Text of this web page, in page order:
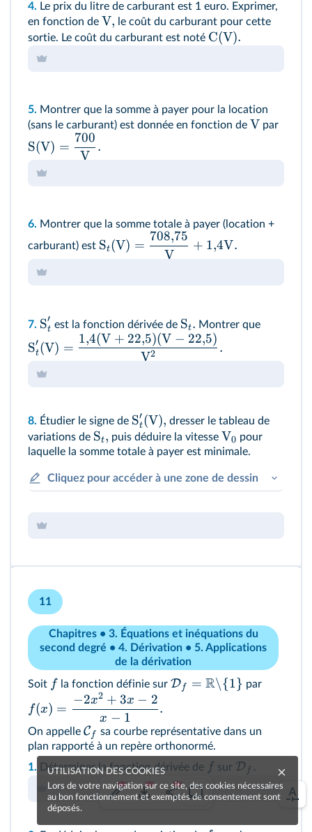
4. Le prix du litre de carburant est 1 euro. Exprimer,
en fonction de V, le coût du carburant pour cette
sortie. Le coût du carburant est noté C(V).
5. Montrer que la somme à payer pour la location
(sans le carburant) est donnée en fonction de V par
S(V) =
V
700
.
6. Montrer que la somme totale à payer (location +
carburant) est St(V) =
V
708,75
+ 1,4V.
7. St
′ est la fonction dérivée de St. Montrer que
St
′(V) =
V2
1,4(V + 22,5)(V − 22,5)
.
8. Étudier le signe de St
′(V), dresser le tableau de
variations de St, puis déduire la vitesse V0 pour
laquelle la somme totale à payer est minimale.
Cliquez pour accéder à une zone de dessin
11
Chapitres • 3. Équations et inéquations du
second degré • 4. Dérivation • 5. Applications
de la dérivation
Soit f la fonction définie surDf = R\{1} par
f(x) =
x − 1
−2x2 + 3x − 2
.
On appelle Cf sa courbe représentative dans un
plan rapporté à un repère orthonormé.
1. Déterminer la fonction dérivée de f sur D f .
UTILISATION DES COOKIES
Lors de votre navigation sur ce site, des cookies nécessaires
au bon fonctionnement et exemptés de consentement sont
déposés.